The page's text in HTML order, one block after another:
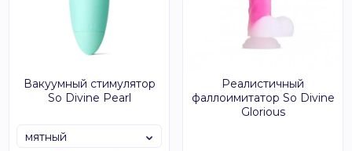
Вакуумный стимулятор
So Divine Pearl
мятный
Реалистичный
фаллоимитатор So Divine
Glorious